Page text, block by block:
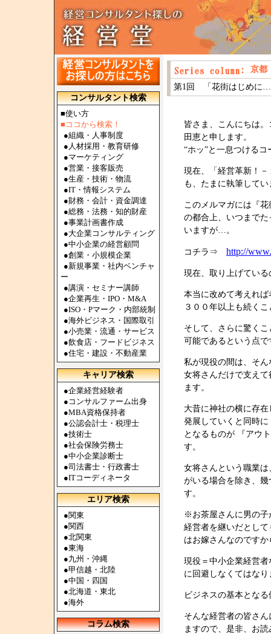
コンサルタント検索
■使い方
■ココから検索！
●組織・人事制度
● 人材採用・教育研修
●マーケティング
●営業・接客販売
●生産・技術・物流
●IT・情報システム
●財務・会計・資金調達
●総務・法務・知的財産
●事業計画書作成
●大企業コンサルティング
●中小企業の経営顧問
●創業・小規模企業
●新規事業・社内ベンチャ
ー
●講演・セミナー講師
●企業再生・IPO・M&A
●ISO・Pマーク・内部統制
●海外ビジネス・国際取引
●小売業・流通・サービス
●飲食店・フードビジネス
●住宅・建設・不動産業
キャリア検索
●企業経営経験者
● コンサルファーム出身
●MBA資格保持者
●公認会計士・税理士
●技術士
●社会保険労務士
●中小企業診断士
●司法書士・行政書士
●ITコーディネータ
エリア検索
●関東
●関西
●北関東
●東海
●九州・沖縄
●甲信越・北陸
●中国・四国
●北海道・東北
●海外
コラム検索
京都
第1回 「花街はじめに
皆さま、こんにちは
田恵と申します。
“ホッ”と一息つける
現在、「経営革新！
も、たまに執筆してい
このメルマガには『
の都合上、いつまで
いますが…。
コチラ⇒ http://
現在、取り上げてい
本当に改めて考えれ
３００年以上も続く
そして、さらに驚く
可能であるという点で
私が現役の間は、そ
女将さんだけで支え
ます。
大昔に神社の横に存
発展していくと同時
となるものが 『アウ
す。
女将さんという職業
がいる場合を除き、
す。
※お茶屋さんに男の子
経営者を継いだとし
はお嫁さんなのです
現役＝中小企業経営
に回避しなくてはな
ビジネスの基本とな
そんな経営者の皆さ
ますので、是非、お